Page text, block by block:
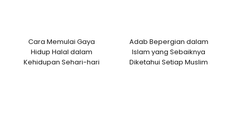
Cara Memulai Gaya
Hidup Halal dalam
Kehidupan Sehari-hari
Adab Bepergian dalam
Islam yang Sebaiknya
Diketahui Setiap Muslim